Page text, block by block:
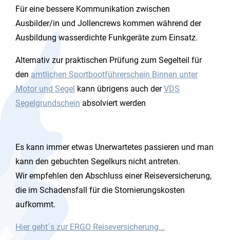
Für eine bessere Kommunikation zwischen
Ausbilder/in und Jollencrews kommen während der
Ausbildung wasserdichte Funkgeräte zum Einsatz.
Alternativ zur praktischen Prüfung zum Segelteil für
den amtlichen Sportbootführerschein Binnen unter
Motor und Segel kann übrigens auch derVDS
Segelgrundschein absolviert werden
Es kann immer etwas Unerwartetes passieren und man
kann den gebuchten Segelkurs nicht antreten.
Wir empfehlen den Abschluss einer Reiseversicherung,
die im Schadensfall für die Stornierungskosten
aufkommt.
Hier geht´s zur ERGO Reiseversicherung...